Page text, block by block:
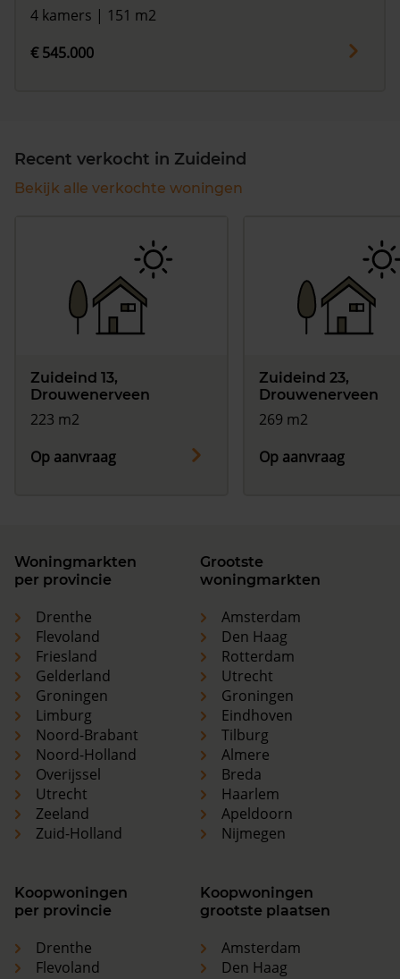
4 kamers | 151 m2
€ 545.000
Recent verkocht in Zuideind
Bekijk alle verkochte woningen
Zuideind 13,
Drouwenerveen
223 m2
Op aanvraag
Zuideind 23,
Drouwenerveen
269 m2
Op aanvraag
Woningmarkten
per provincie
Drenthe
Flevoland
Friesland
Gelderland
Groningen
Limburg
Noord-Brabant
Noord-Holland
Overijssel
Utrecht
Zeeland
Zuid-Holland
Grootste
woningmarkten
Amsterdam
Den Haag
Rotterdam
Utrecht
Groningen
Eindhoven
Tilburg
Almere
Breda
Haarlem
Apeldoorn
Nijmegen
Koopwoningen
per provincie
Drenthe
Flevoland
Koopwoningen
grootste plaatsen
Amsterdam
Den Haag